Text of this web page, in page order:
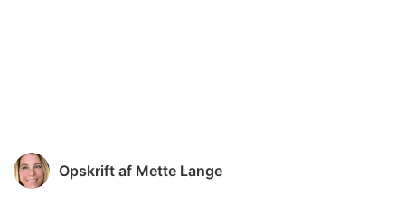
Opskrift af Mette Lange